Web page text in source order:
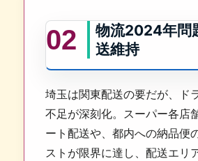
02
物流2024年問
送維持
埼玉は関東配送の要だが、ド
不足が深刻化。スーパー各店
ート配送や、都内への納品便
ストが限界に達し、配送エリ